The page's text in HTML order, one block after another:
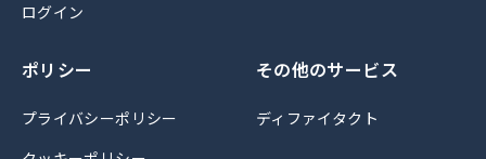
ログイン
ポリシー
プライバシーポリシー
その他のサービス
ディファイタクト